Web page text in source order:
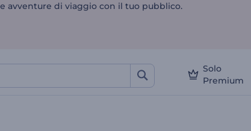
avventure di viaggio con il tuo pubblico.
Solo
Premium